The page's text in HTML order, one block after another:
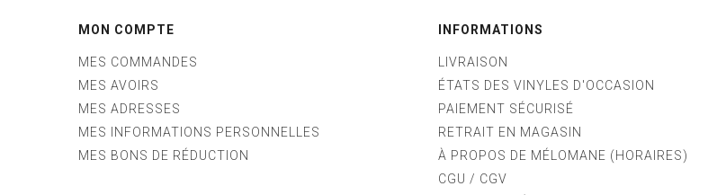
MON COMPTE
MES COMMANDES
MES AVOIRS
MES ADRESSES
MES INFORMATIONS PERSONNELLES
MES BONS DE RÉDUCTION
INFORMATIONS
LIVRAISON
ÉTATS DES VINYLES D'OCCASION
PAIEMENT SÉCURISÉ
RETRAIT EN MAGASIN
À PROPOS DE MÉLOMANE (HORAIRES)
CGU / CGV